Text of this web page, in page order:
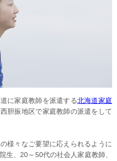
に家庭教師を派遣する北海道家庭
胆振地区で家庭教師の派遣をして
様々なご要望に応えられるように
生、20～50代の社会人家庭教師、